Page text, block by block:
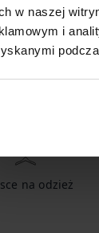
w naszej
i
na odzież